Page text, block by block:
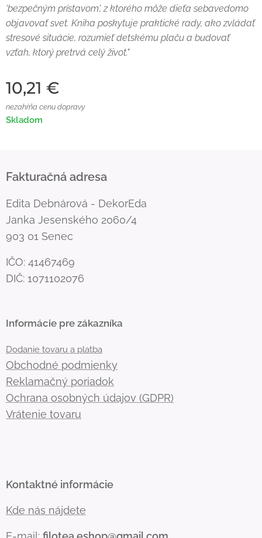
'bezpečným prístavom', z ktorého môže dieťa sebavedomo
objavovať svet. Kniha poskytuje praktické rady, ako zvládať
stresové situácie, rozumieť detskému plaču a budovať
vzťah, ktorý pretrvá celý život."
10,21 €
nezahŕňa cenu dopravy
Skladom
Fakturačná adresa
Edita Debnárová - DekorEda
Janka Jesenského 2060/4
903 01 Senec
IČO: 41467469
DIČ: 1071102076
Informácie pre zákazníka
Dodanie tovaru a platba
Obchodné podmienky
Reklamačný poriadok
Ochrana osobných údajov (GDPR)
Vrátenie tovaru
Kontaktné informácie
Kde nás nájdete